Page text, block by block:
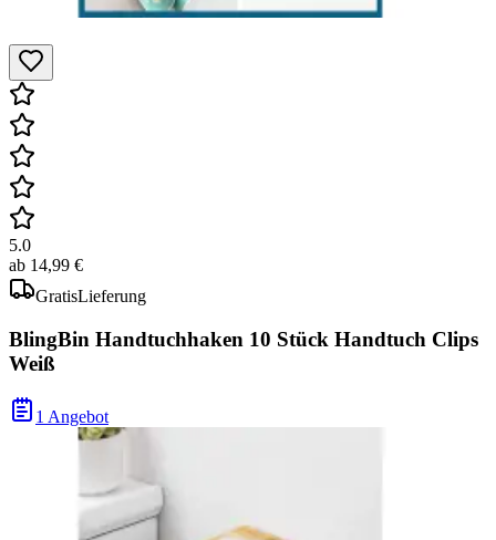
5.0
ab 14,99 €
GratisLieferung
BlingBin Handtuchhaken 10 Stück Handtuch Clips
Weiß
1 Angebot